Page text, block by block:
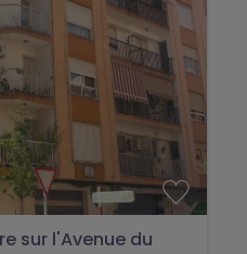
sur l'Avenue du